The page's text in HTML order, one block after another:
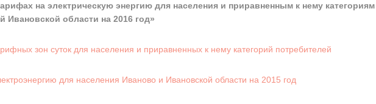
на электрическую энергию для населения и приравненным к нему категориям
Ивановской области на 2016 год»
зон суток для населения и приравненных к нему категорий потребителей
для населения Иваново и Ивановской области на 2015 год